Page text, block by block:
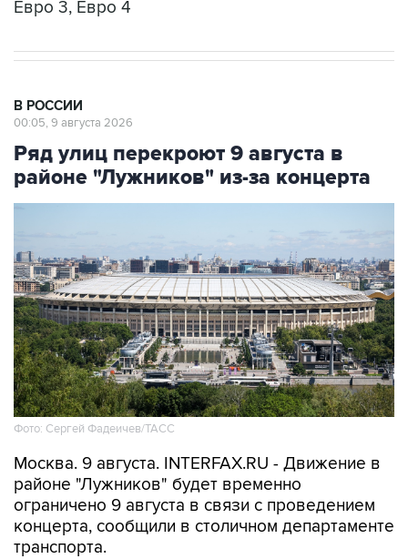
Ряд улиц перекроют 9 августа в
районе "Лужников" из-за концерта
Фото: Сергей Фадеичев/ТАСС
Москва. 9 августа. INTERFAX.RU - Движение в
ограничено 9 августа в связи с проведением
концерта, сообщили в столичном департаменте
транспорта.
В частности, движение будет закрыто с 08:00